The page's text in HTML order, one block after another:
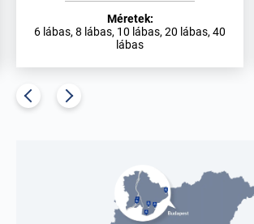
Méretek:
6 lábas, 8 lábas, 10 lábas, 20 lábas, 40
lábas